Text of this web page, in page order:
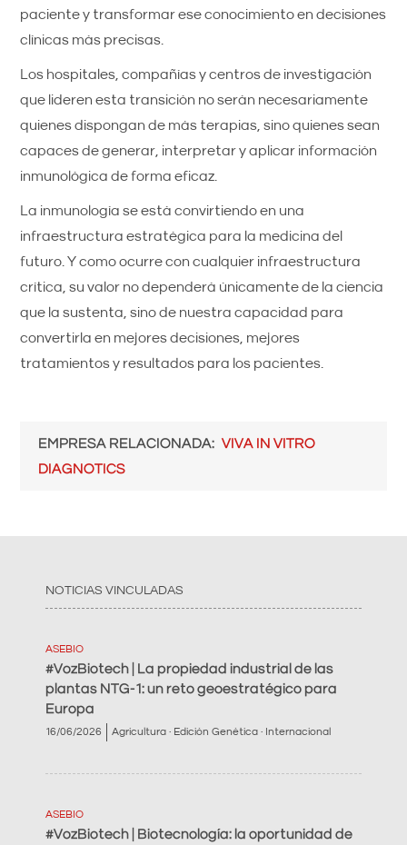
paciente y transformar ese conocimiento en decisiones
clínicas más precisas.
Los hospitales, compañías y centros de investigación
que lideren esta transición no serán necesariamente
quienes dispongan de más terapias, sino quienes sean
capaces de generar, interpretar y aplicar información
inmunológica de forma eficaz.
La inmunología se está convirtiendo en una
infraestructura estratégica para la medicina del
futuro. Y como ocurre con cualquier infraestructura
crítica, su valor no dependerá únicamente de la ciencia
que la sustenta, sino de nuestra capacidad para
convertirla en mejores decisiones, mejores
tratamientos y resultados para los pacientes.
EMPRESA RELACIONADA
VIVA IN VITRO
DIAGNOTICS
NOTICIAS VINCULADAS
ASEBIO
#VozBiotech | La propiedad industrial de las
plantas NTG-1: un reto geoestratégico para
Europa
16/06/2026 Agricultura · Edición Genética · Internacional
ASEBIO
#VozBiotech | Biotecnología: la oportunidad de